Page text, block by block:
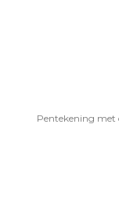
Pentekening met